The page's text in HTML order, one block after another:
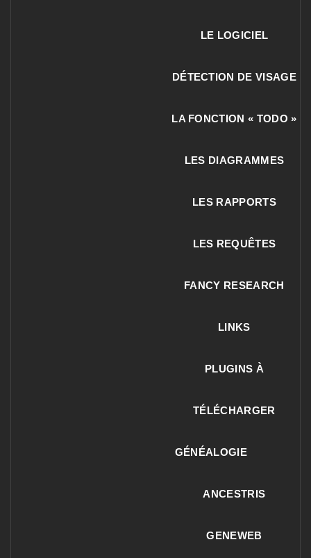
LE LOGICIEL
DÉTECTION DE VISAGE
LA FONCTION « TODO »
LES DIAGRAMMES
LES RAPPORTS
LES REQUÊTES
FANCY RESEARCH
LINKS
PLUGINS À
TÉLÉCHARGER
GÉNÉALOGIE
ANCESTRIS
GENEWEB